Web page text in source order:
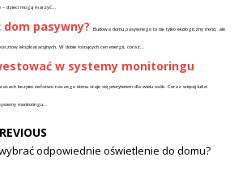
– dzieci mogą marzyć...
dom pasywny? Budowa domu pasywnego to nie tylko ekologiczny trend, ale
eksploatacyjnych. W dobie rosnących cen energii, coraz...
w systemy monitoringu
bezpieczeństwo naszego domu staje się priorytetem dla wielu osób. Coraz więcej ludzi
monitoringu...
odpowiednie oświetlenie do domu?